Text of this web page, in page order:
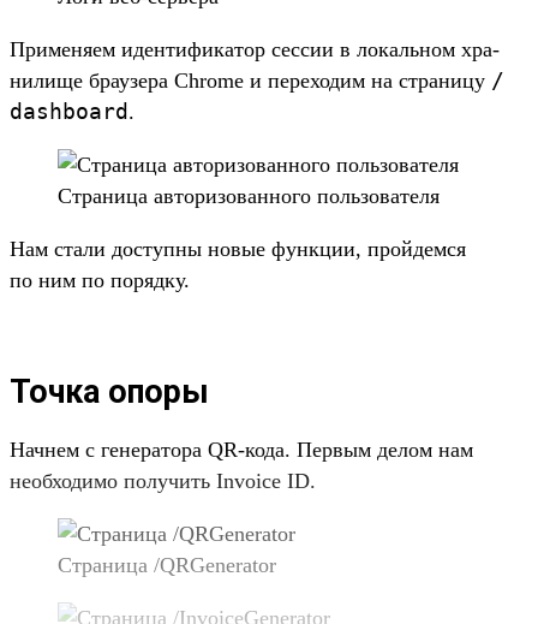
При­меня­ем иден­тифика­тор сес­сии в локаль­ном хра­
нили­ще бра­узе­ра Chrome и перехо­дим на стра­ницу /
dashboard .
Стра­ница авто­ризо­ван­ного поль­зовате­ля
Нам ста­ли дос­тупны новые фун­кции, прой­дем­ся
по ним по поряд­ку.
Точка опоры
Нач­нем с генера­тора QR-кода. Пер­вым делом нам
необ­ходимо получить Invoice ID.
Стра­ница /QRGenerator